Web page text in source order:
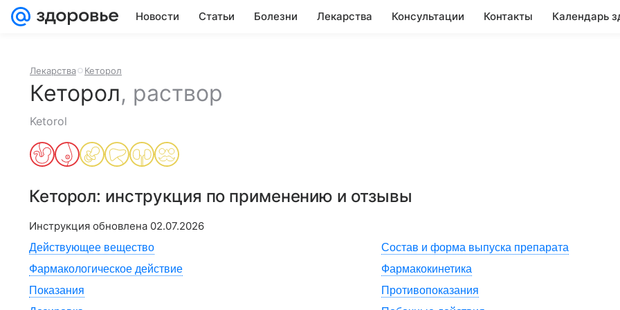
Новости Статьи Болезни Лекарства Консультации Контакты Календарь
Лекарства Кеторол
Кеторол, раствор
Ketorol
Кеторол: инструкция по применению и отзывы
Инструкция обновлена 02.07.2026
Действующее вещество
Состав и форма выпуска препарата
Фармакологическое действие
Фармакокинетика
Показания
Противопоказания